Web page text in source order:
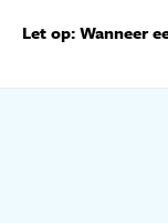
Let op: Wanneer